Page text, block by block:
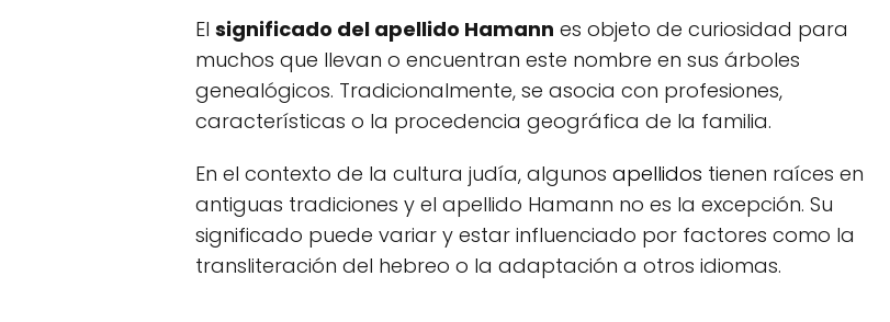
El significado del apellido Hamann es objeto de curiosidad para
muchos que llevan o encuentran este nombre en sus árboles
genealógicos. Tradicionalmente, se asocia con profesiones,
características o la procedencia geográfica de la familia.
En el contexto de la cultura judía, algunos apellidos tienen raíces en
antiguas tradiciones y el apellido Hamann no es la excepción. Su
significado puede variar y estar influenciado por factores como la
transliteración del hebreo o la adaptación a otros idiomas.